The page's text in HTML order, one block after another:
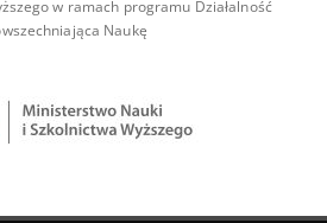
w ramach programu Działalność
Naukę